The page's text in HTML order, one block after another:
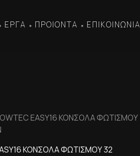
ΕΡΓΑ • ΠΡΟΙΟΝΤΑ • ΕΠΙΚΟΙΝΩΝΙΑ
EASY16 ΚΟΝΣΟΛΑ ΦΩΤΙΣΜΟΥ
ΚΟΝΣΟΛΑ ΦΩΤΙΣΜΟΥ 32